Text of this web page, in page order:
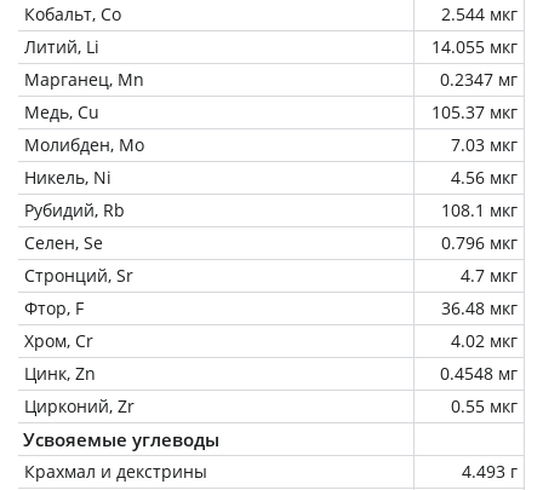
Кобальт, Co
2.544 мкг
Литий, Li
14.055 мкг
Марганец, Mn
0.2347 мг
Медь, Cu
105.37 мкг
Молибден, Mo
7.03 мкг
Никель, Ni
4.56 мкг
Рубидий, Rb
108.1 мкг
Селен, Se
0.796 мкг
Стронций, Sr
4.7 мкг
Фтор, F
36.48 мкг
Хром, Cr
4.02 мкг
Цинк, Zn
0.4548 мг
Цирконий, Zr
0.55 мкг
Усвояемые углеводы
Крахмал и декстрины
4.493 г